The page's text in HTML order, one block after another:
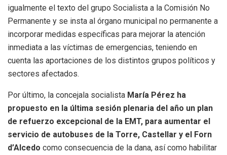
igualmente el texto del grupo Socialista a la Comisión No
Permanente y se insta al órgano municipal no permanente a
incorporar medidas específicas para mejorar la atención
inmediata a las víctimas de emergencias, teniendo en
cuenta las aportaciones de los distintos grupos políticos y
sectores afectados.
Por último, la concejala socialista María Pérez ha
propuesto en la última sesión plenaria del año un plan
de refuerzo excepcional de la EMT, para aumentar el
servicio de autobuses de la Torre, Castellar y el Forn
d’Alcedo como consecuencia de la dana, así como habilitar